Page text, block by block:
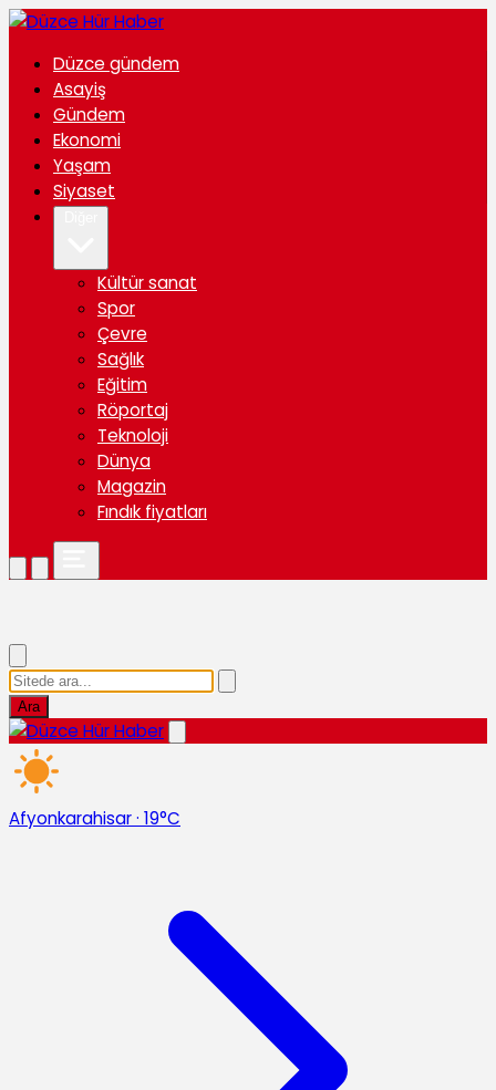
Düzce gündem
Asayiş
Gündem
Ekonomi
Yaşam
Siyaset
Kültür sanat
Spor
Çevre
Sağlık
Eğitim
Röportaj
Teknoloji
Dünya
Magazin
Fındık fiyatları
Ara
Afyonkarahisar· 19°C